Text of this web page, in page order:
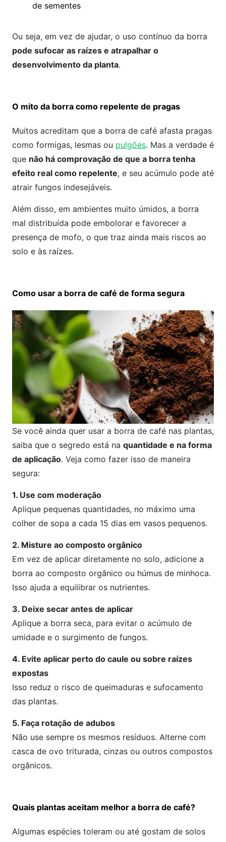
de sementes
Ou seja, em vez de ajudar, o uso contínuo da borra
pode sufocar as raízes e atrapalhar o
desenvolvimento da planta.
O mito da borra como repelente de pragas
Muitos acreditam que a borra de café afasta pragas
como formigas, lesmas ou pulgões. Mas a verdade é
que não há comprovação de que a borra tenha
efeito real como repelente, e seu acúmulo pode até
atrair fungos indesejáveis.
Além disso, em ambientes muito úmidos, a borra
mal distribuída pode embolorar e favorecer a
presença de mofo, o que traz ainda mais riscos ao
solo e às raízes.
Como usar a borra de café de forma segura
Se você ainda quer usar a borra de café nas plantas,
saiba que o segredo está na quantidade e na forma
de aplicação. Veja como fazer isso de maneira
segura:
1. Use com moderação
Aplique pequenas quantidades, no máximo uma
colher de sopa a cada 15 dias em vasos pequenos.
2. Misture ao composto orgânico
Em vez de aplicar diretamente no solo, adicione a
borra ao composto orgânico ou húmus de minhoca.
Isso ajuda a equilibrar os nutrientes.
3. Deixe secar antes de aplicar
Aplique a borra seca, para evitar o acúmulo de
umidade e o surgimento de fungos.
4. Evite aplicar perto do caule ou sobre raízes
expostas
Isso reduz o risco de queimaduras e sufocamento
das plantas.
5. Faça rotação de adubos
Não use sempre os mesmos resíduos. Alterne com
casca de ovo triturada, cinzas ou outros compostos
orgânicos.
Quais plantas aceitam melhor a borra de café?
Algumas espécies toleram ou até gostam de solos